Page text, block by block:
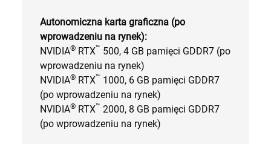
Autonomiczna karta graficzna (po
wprowadzeniu na rynek):
NVIDIA®RTX™ 500, 4 GB pamięci GDDR7 (po
wprowadzeniu na rynek)
NVIDIA®RTX™ 1000, 6 GB pamięci GDDR7
(po wprowadzeniu na rynek)
NVIDIA®RTX™ 2000, 8 GB pamięci GDDR7
(po wprowadzeniu na rynek)